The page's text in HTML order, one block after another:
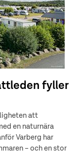
fyller
att
en naturnära
Varberg har
– och en stor